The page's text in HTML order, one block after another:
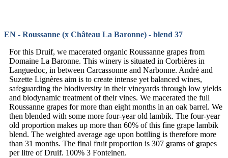
EN - Roussanne (x Château La Baronne) - blend 37
For this Druif, we macerated organic Roussanne grapes from
Domaine La Baronne. This winery is situated in Corbières in
Languedoc, in between Carcassonne and Narbonne. André and
Suzette Lignères aim is to create intense yet balanced wines,
safeguarding the biodiversity in their vineyards through low yields
and biodynamic treatment of their vines. We macerated the full
Roussanne grapes for more than eight months in an oak barrel. We
then blended with some more four-year old lambik. The four-year
old proportion makes up more than 60% of this fine grape lambik
blend. The weighted average age upon bottling is therefore more
than 31 months. The final fruit proportion is 307 grams of grapes
per litre of Druif. 100% 3 Fonteinen.